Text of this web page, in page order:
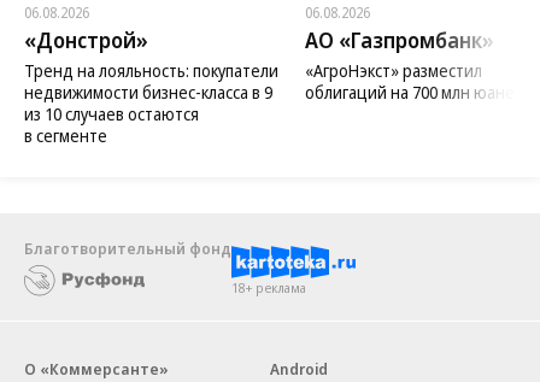
06.08.2026
«Донстрой»
Тренд на лояльность: покупатели
недвижимости бизнес-класса в 9
из 10 случаев остаются
в сегменте
06.08.2026
АО «Газпромбанк»
«АгроНэкст» разместил
облигаций на 700 млн юаней
Благотворительный фонд
18+ реклама
О «Коммерсанте»
Android